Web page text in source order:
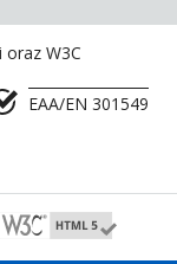
oraz W3C
EAA/EN 301549